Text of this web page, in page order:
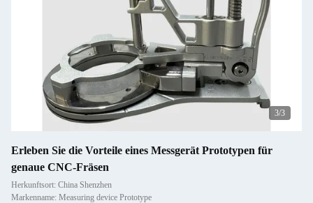
1/3
Erleben Sie die Vorteile eines Messgerät Prototypen für
genaue CNC-Fräsen
Herkunftsort: China Shenzhen
Markenname: Measuring device Prototype